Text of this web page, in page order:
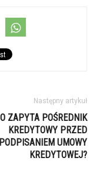
Następny artykuł
ZAPYTA POŚREDNIK
KREDYTOWY PRZED
PODPISANIEM UMOWY
KREDYTOWEJ?